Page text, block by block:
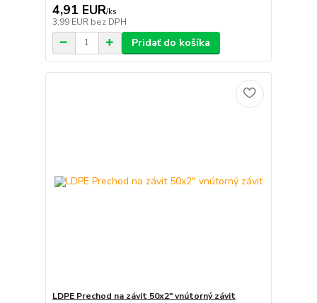
4,91 EUR/ks
3,99 EUR bez DPH
Pridať do košíka
LDPE Prechod na závit 50x2" vnútorný závit